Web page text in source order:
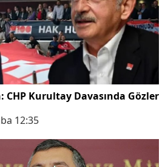
CHP Kurultay Davasında Gözler
12:35